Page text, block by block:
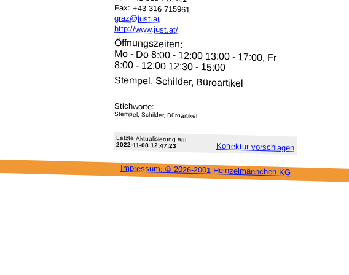
Fax: +43 316 715961
graz@just.at
http://www.just.at/
Öffnungszeiten:
Mo - Do 8:00 - 12:00 13:00 - 17:00, Fr
8:00 - 12:00 12:30 - 15:00
Stempel, Schilder, Büroartikel
Stichworte:
Stempel, Schilder, Büroartikel
Letzte Aktu­alisie­rung am
2022-11-08 12:47:23 Korrektur vor­schlagen
Impressum: © 2026-2001 Heinzel­männchen KG